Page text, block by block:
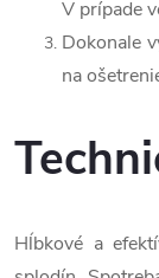
V prípade
Dokonale
na
Hĺbkové a